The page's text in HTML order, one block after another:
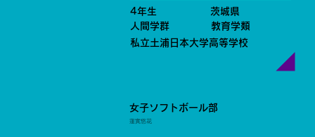
4年生
茨城県
人間学群
教育学類
私立土浦日本大学高等学校
女子ソフトボール部
蓮實悠花